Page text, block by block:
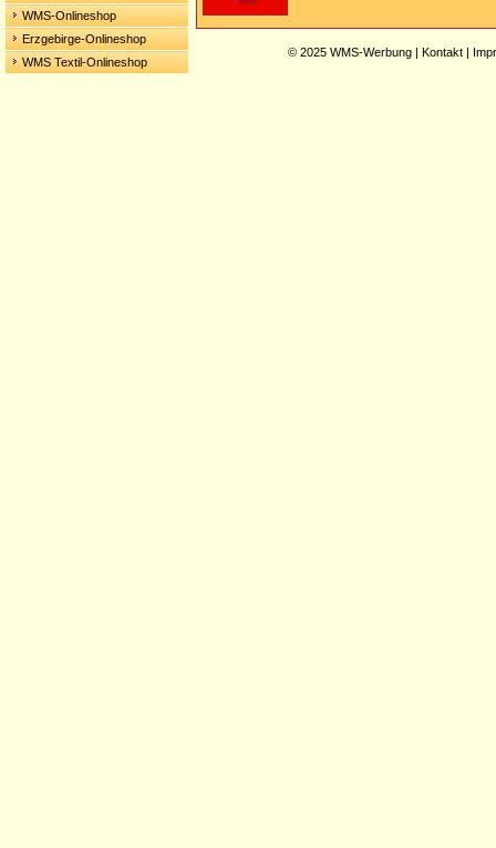
WMS-Onlineshop
Erzgebirge-Onlineshop
WMS Textil-Onlineshop
© 2025 WMS-Werbung | Kontakt |